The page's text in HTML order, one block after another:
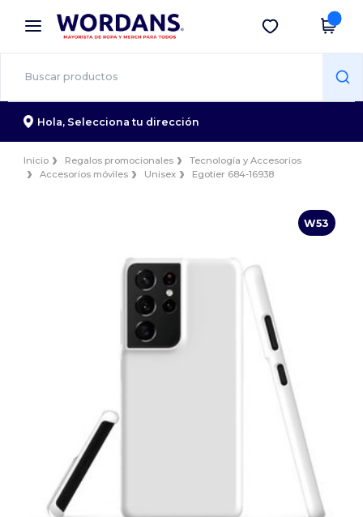
× App de Wordans
¡Mejores precios en app!
Descargar app
Hola, Selecciona tu dirección
Inicio Regalos promocionales
Tecnología y Accesorios
Accesorios móviles
Unisex Egotier 684-16938
W53